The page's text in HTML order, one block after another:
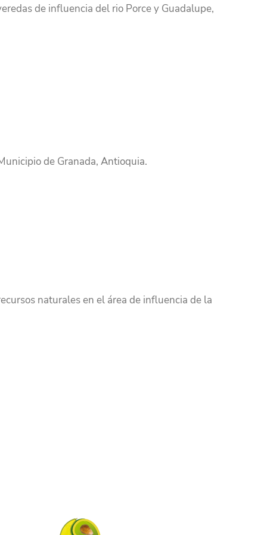
de influencia del rio Porce y Guadalupe,
de Granada, Antioquia.
naturales en el área de influencia de la